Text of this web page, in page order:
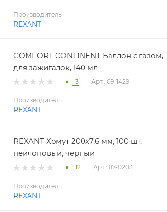
Производитель
REXANT
COMFORT CONTINENT Баллон с газом,
для зажигалок, 140 мл
: 3 Арт.: 09-1429
Производитель
REXANT
REXANT Хомут 200х7,6 мм, 100 шт,
нейлоновый, черный
: 12 Арт.: 07-0203
Производитель
REXANT